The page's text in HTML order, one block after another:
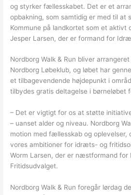
og styrker fællesskabet. Det er et
opbakning, som samtidig er med til at
Kommune på landkortet som et aktivt
Jesper Larsen, der er formand for
Nordborg Walk & Run bliver
Nordborg Løbeklub, og løbet har
et tilbagevendende højdepunkt i
tilbydes gratis deltagelse i børneløbet
– Det er vigtigt for os at støtte
– uanset alder og niveau. Nordborg
motion med fællesskab og oplevelser,
vores ambitioner for idræts- og
Worm Larsen, der er næstformand
Fritidsudvalget.
Nordborg Walk & Run foregår lørdag